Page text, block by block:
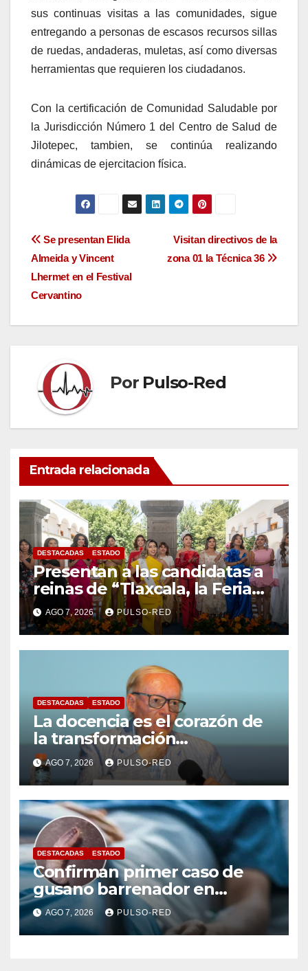
sus continuas visitas a las comunidades, sigue
entregando a personas de escasos recursos sillas
de ruedas, andaderas, muletas, así como diversas
herramientas que requieren los ciudadanos.
Con la certificación de Comunidad Saludable por
la Jurisdicción Número 1 del Centro de Salud de
Jilotepec, tambien, se continúa realizando
dinámicas de ejercitacion física.
Navegación
de
entradas
Visitan directivos de la
zona 01 la Técnica 36
Se presentan Elida
Almeida y Vincent
Lhermet en el Festival
Cervantino
Por Pulso-Red
Entrada relacionada
DESTACADAS ESTADO
Presentan a las candidatas a
reinas de “Tlaxcala, la Feria
de Ferias 2026: La Flor
Tlaxcalteca”
AGO 7, 2026 PULSO-RED
DESTACADAS ESTADO
La docencia es el corazón de
la transformación
universitaria: Rector de la
UATx
AGO 7, 2026 PULSO-RED
DESTACADAS ESTADO
Confirman primer caso de
gusano barrenador en
humano en Tlaxcala
AGO 7, 2026 PULSO-RED